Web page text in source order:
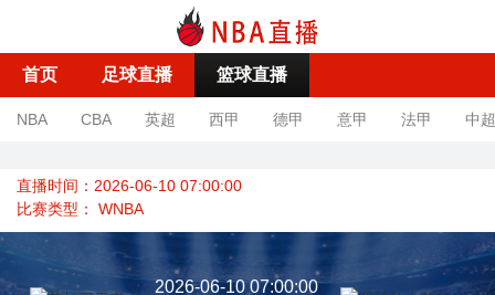
首页 足球直播 篮球直播
NBA CBA 英超 西甲 德甲 意甲 法甲 中超
直播时间：2026-06-10 07:00:00
比赛类型： WNBA
2026-06-10 07:00:00